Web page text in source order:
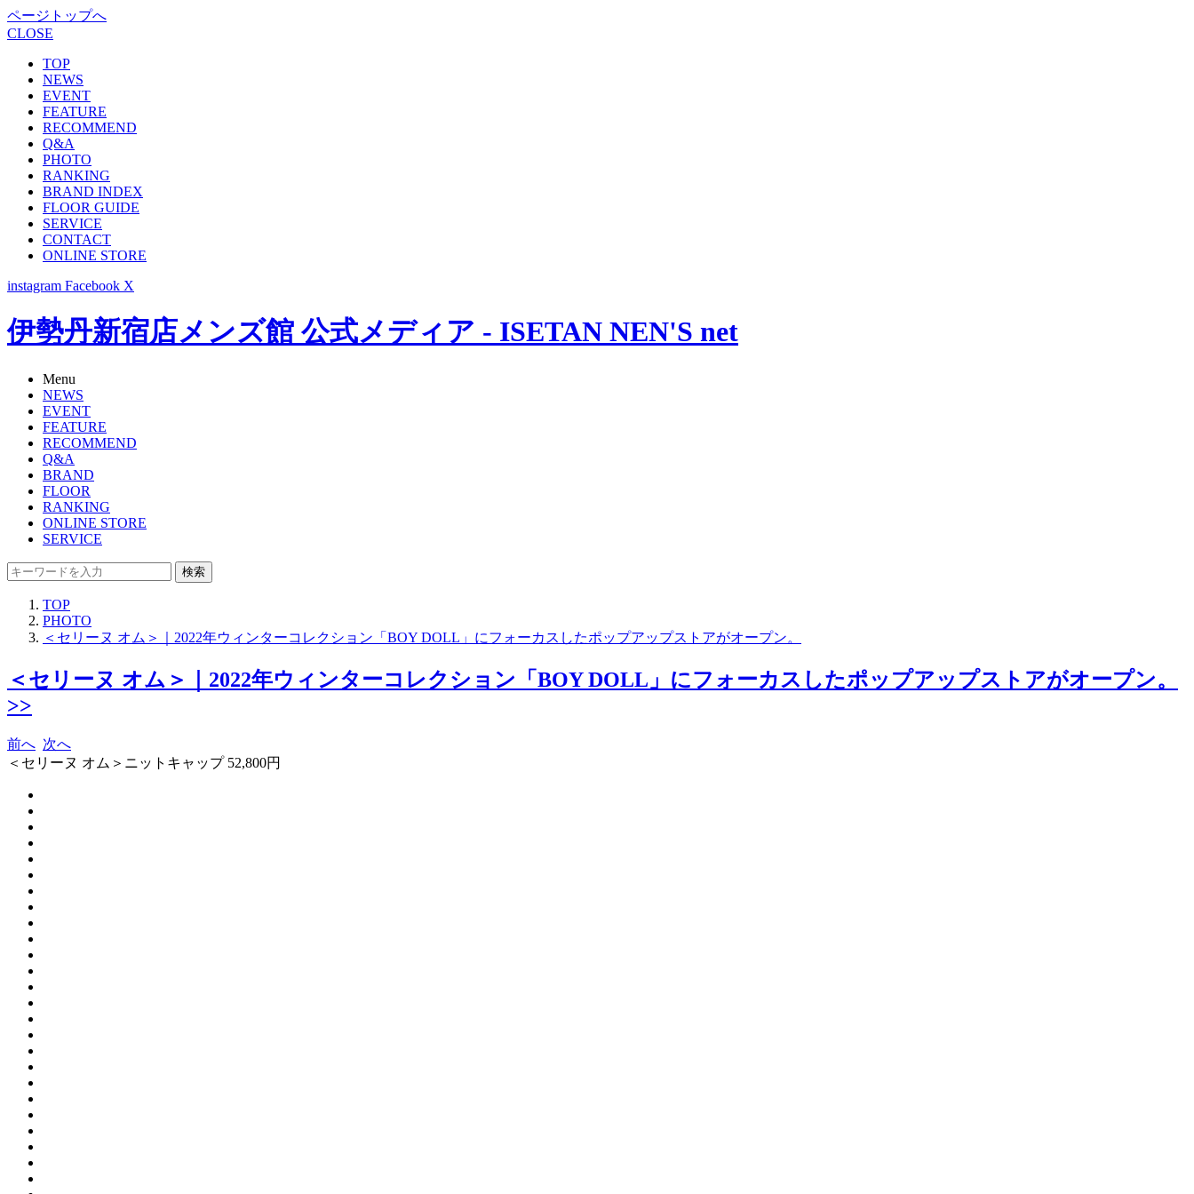
ページトップへ
CLOSE
TOP
NEWS
EVENT
FEATURE
RECOMMEND
Q&A
PHOTO
RANKING
BRAND INDEX
FLOOR GUIDE
SERVICE
CONTACT
ONLINE STORE
instagram Facebook X
伊勢丹新宿店メンズ館 公式メディア - ISETAN NEN'S net
Menu
NEWS
EVENT
FEATURE
RECOMMEND
Q&A
BRAND
FLOOR
RANKING
ONLINE STORE
SERVICE
検索
TOP
PHOTO
＜セリーヌ オム＞｜2022年ウィンターコレクション「BOY DOLL」にフォーカスしたポップアップストアがオープン。
＜セリーヌ オム＞｜2022年ウィンターコレクション「BOY DOLL」にフォーカスしたポップアップストアがオープン。
>>
前へ 次へ
＜セリーヌ オム＞ニットキャップ 52,800円